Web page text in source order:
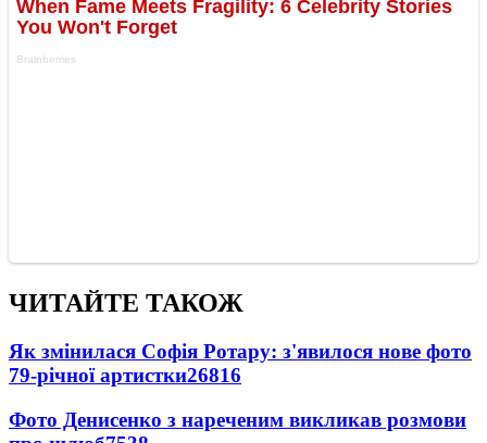
ЧИТАЙТЕ ТАКОЖ
Як змінилася Софія Ротару: з'явилося нове фото
79-річної артистки26816
Фото Денисенко з нареченим викликав розмови